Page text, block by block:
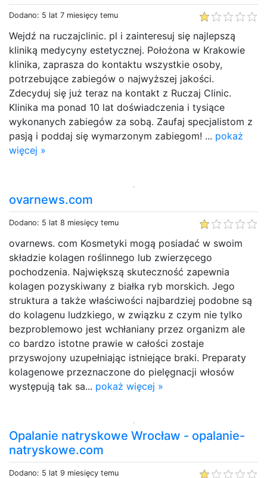
Dodano: 5 lat 7 miesięcy temu
Wejdź na ruczajclinic. pl i zainteresuj się najlepszą
kliniką medycyny estetycznej. Położona w Krakowie
klinika, zaprasza do kontaktu wszystkie osoby,
potrzebujące zabiegów o najwyższej jakości.
Zdecyduj się już teraz na kontakt z Ruczaj Clinic.
Klinika ma ponad 10 lat doświadczenia i tysiące
wykonanych zabiegów za sobą. Zaufaj specjalistom z
pasją i poddaj się wymarzonym zabiegom! ... pokaż
więcej »
ovarnews.com
Dodano: 5 lat 8 miesięcy temu
ovarnews. com Kosmetyki mogą posiadać w swoim
składzie kolagen roślinnego lub zwierzęcego
pochodzenia. Największą skuteczność zapewnia
kolagen pozyskiwany z białka ryb morskich. Jego
struktura a także właściwości najbardziej podobne są
do kolagenu ludzkiego, w związku z czym nie tylko
bezproblemowo jest wchłaniany przez organizm ale
co bardzo istotne prawie w całości zostaje
przyswojony uzupełniając istniejące braki. Preparaty
kolagenowe przeznaczone do pielęgnacji włosów
występują tak sa... pokaż więcej »
Opalanie natryskowe Wrocław - opalanie-
natryskowe.com
Dodano: 5 lat 9 miesięcy temu